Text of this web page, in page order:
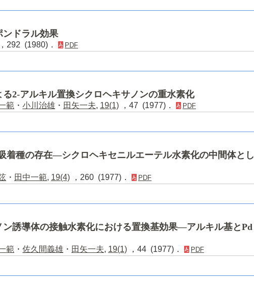
ンドラル効果
，292 (1980)． PDF
る2-アルキル置換シクロヘキサノンの重水素化
範 ・ 小川治雄 ・ 田矢一夫, 19(1) ，47 (1977)． PDF
着種の存在―シクロヘキセニルエーテル水素化の中間体とし
・ 田中一範, 19(4) ，260 (1977)． PDF
ン誘導体の接触水素化における置換基効果―アルキル基とPd
範 ・ 佐久間義雄 ・ 田矢一夫, 19(1) ，44 (1977)． PDF